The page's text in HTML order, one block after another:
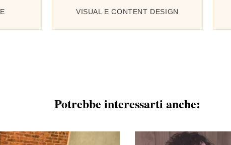
VISUAL E CONTENT DESIGN
Potrebbe interessarti anche: